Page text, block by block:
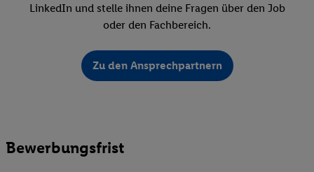
LinkedIn und stelle ihnen deine Fragen über den Job
oder den Fachbereich.
Zu den Ansprechpartnern
Bewerbungsfrist